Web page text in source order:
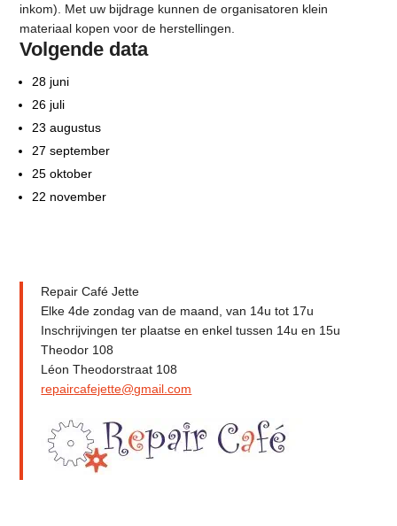
inkom). Met uw bijdrage kunnen de organisatoren klein
materiaal kopen voor de herstellingen.
Volgende data
28 juni
26 juli
23 augustus
27 september
25 oktober
22 november
Repair Café Jette
Elke 4de zondag van de maand, van 14u tot 17u
Inschrijvingen ter plaatse en enkel tussen 14u en 15u
Theodor 108
Léon Theodorstraat 108
repaircafejette@gmail.com